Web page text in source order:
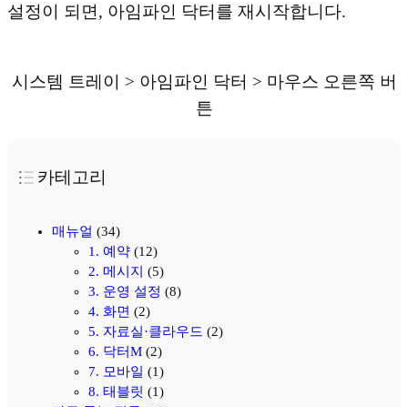
설정이 되면, 아임파인 닥터를 재시작합니다.
시스템 트레이 > 아임파인 닥터 > 마우스 오른쪽 버
튼
카테고리
매뉴얼 (34)
1. 예약(12)
2. 메시지 (5)
3. 운영 설정 (8)
4. 화면 (2)
5. 자료실·클라우드 (2)
6. 닥터M(2)
7. 모바일 (1)
8. 태블릿 (1)